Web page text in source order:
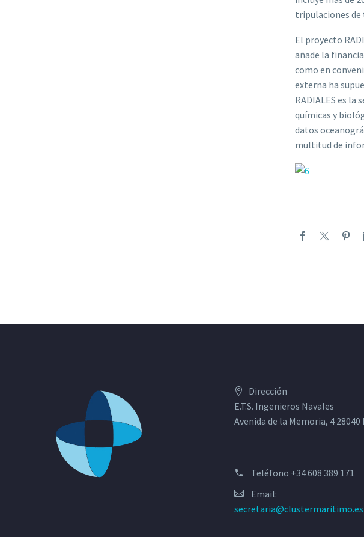
tripulaciones de
El proyecto
añade la
como en
externa ha
RADIALES es
químicas y
datos
multitud de
Dirección
E.T.S. Ingenieros Navales
Avenida de la Memoria, 4 28040
Teléfono +34 608 389 171
Email:
secretaria@clustermaritimo.es